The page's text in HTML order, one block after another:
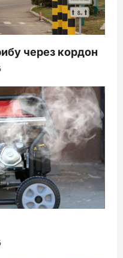
через кордон